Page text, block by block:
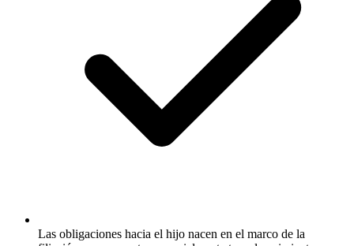
Las obligaciones hacia el hijo nacen en el marco de la